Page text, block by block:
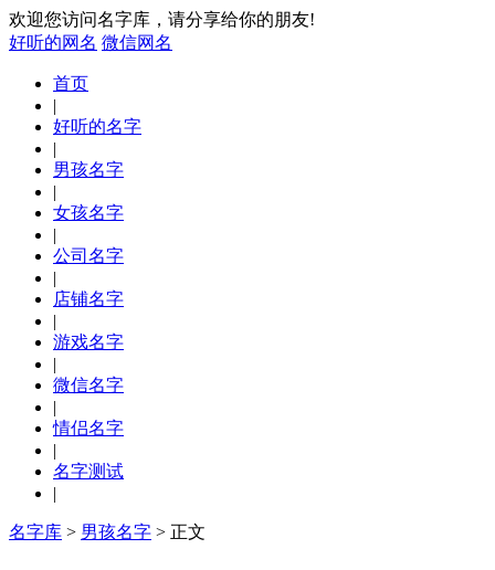
欢迎您访问名字库，请分享给你的朋友!
好听的网名 微信网名
首页
|
好听的名字
|
男孩名字
|
女孩名字
|
公司名字
|
店铺名字
|
游戏名字
|
微信名字
|
情侣名字
|
名字测试
|
名字库 > 男孩名字 > 正文